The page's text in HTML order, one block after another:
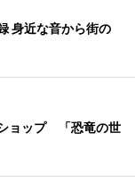
身近な音から街の
ョップ 「恐竜の世